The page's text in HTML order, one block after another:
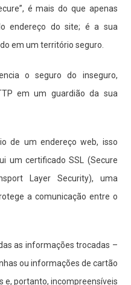
é mais do que apenas
endereço do site; é a sua
em um território seguro.
o seguro do inseguro,
em um guardião da sua
de um endereço web, isso
um certificado SSL (Secure
Layer Security), uma
a comunicação entre o
as informações trocadas –
ou informações de cartão
e, portanto, incompreensíveis